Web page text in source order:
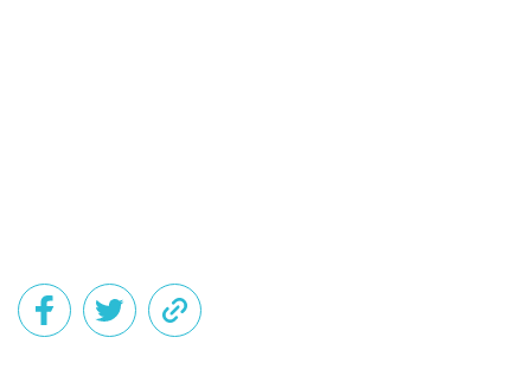
Det här innehållet kräver att du accepterar cookies.